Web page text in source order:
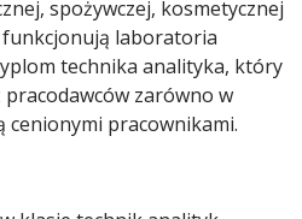
spożywczej, kosmetycznej
laboratoria
technika analityka, który
zarówno w
cenionymi pracownikami.